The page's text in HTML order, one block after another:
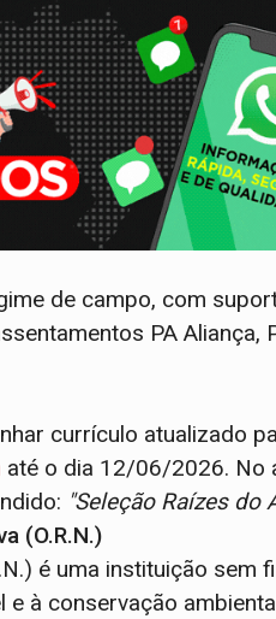
de campo, com
PA Aliança,
currículo atualizado
até o dia 12/06/2026. No
"Seleção Raízes do
(O.R.N.)
é uma instituição
à conservação